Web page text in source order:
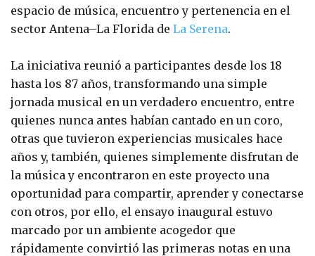
espacio de música, encuentro y pertenencia en el
sector Antena–La Florida de La Serena.
La iniciativa reunió a participantes desde los 18
hasta los 87 años, transformando una simple
jornada musical en un verdadero encuentro, entre
quienes nunca antes habían cantado en un coro,
otras que tuvieron experiencias musicales hace
años y, también, quienes simplemente disfrutan de
la música y encontraron en este proyecto una
oportunidad para compartir, aprender y conectarse
con otros, por ello, el ensayo inaugural estuvo
marcado por un ambiente acogedor que
rápidamente convirtió las primeras notas en una